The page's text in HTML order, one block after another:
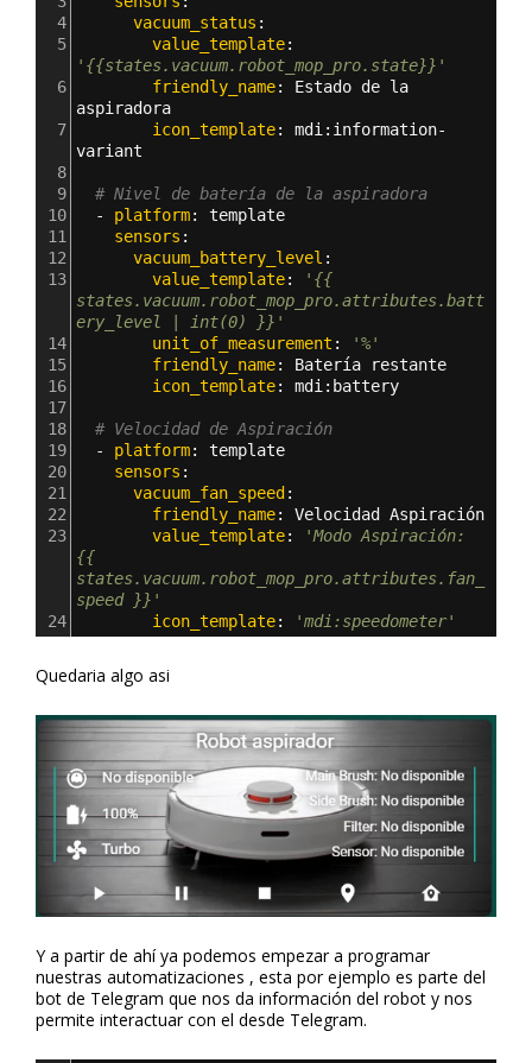
4
vacuum_status :
5
value_template
'{{states.vacuum.robot_mop_pro.state}}'
6
friendly_name: Estado de la
aspiradora
7
icon_template: mdi : information-
variant
8
9
# Nivel de batería de la aspiradora
10
  -
platform: template
11
sensors :
12
vacuum_battery_level :
13
value_template:
'{{
states.vacuum.robot_mop_pro.attributes.batt
ery_level | int(0) }}'
14
unit_of_measurement :
'%'
15
friendly_name: Batería restante
16
icon_template: mdi : battery
17
18
19
  -
platform: template
20
sensors :
21
vacuum_fan_speed :
22
friendly_name: Velocidad Aspiración
23
value_template:
'Modo Aspiración:
{{
states.vacuum.robot_mop_pro.attributes.fan_
speed }}'
24
icon_template: 'mdi:speedometer'
Quedaria algo asi
Y a partir de ahí ya podemos empezar a programar
nuestras automatizaciones , esta por ejemplo es parte del
bot de Telegram que nos da información del robot y nos
permite interactuar con el desde Telegram.